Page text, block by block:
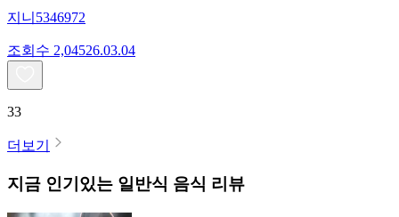
지니5346972
조회수 2,04526.03.04
33
더보기
지금 인기있는 일반식 음식 리뷰